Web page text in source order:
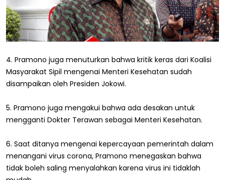
4. Pramono juga menuturkan bahwa kritik keras dari Koalisi
Masyarakat Sipil mengenai Menteri Kesehatan sudah
disampaikan oleh Presiden Jokowi.
5. Pramono juga mengakui bahwa ada desakan untuk
mengganti Dokter Terawan sebagai Menteri Kesehatan.
6. Saat ditanya mengenai kepercayaan pemerintah dalam
menangani virus corona, Pramono menegaskan bahwa
tidak boleh saling menyalahkan karena virus ini tidaklah